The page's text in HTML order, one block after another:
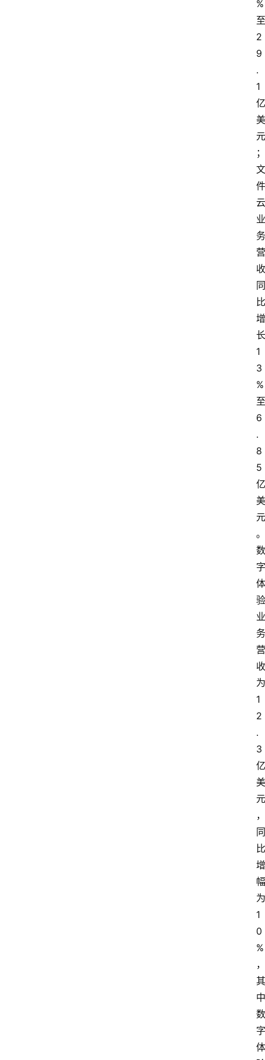
%
至
2
9
.
1
亿
美
元
；
文
件
云
业
务
营
收
同
比
增
长
1
3
%
至
6
.
8
5
亿
美
元
。
数
字
体
验
业
务
营
收
为
1
2
.
3
亿
美
元
，
同
比
增
幅
为
1
0
%
，
其
中
数
字
体